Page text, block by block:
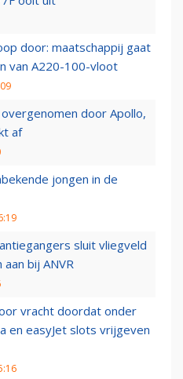
door: maatschappij gaat
van A220-100-vloot
door Apollo,
af
jongen in de
sluit vliegveld
bij ANVR
vracht doordat onder
en easyJet slots vrijgeven